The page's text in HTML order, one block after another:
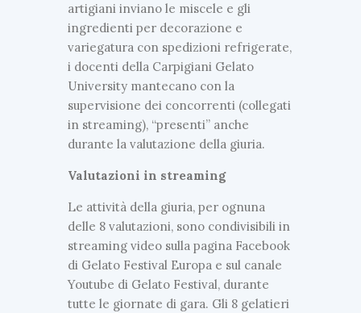
artigiani inviano le miscele e gli
ingredienti per decorazione e
variegatura con spedizioni refrigerate,
i docenti della Carpigiani Gelato
University mantecano con la
supervisione dei concorrenti (collegati
in streaming), “presenti” anche
durante la valutazione della giuria.
Valutazioni in streaming
Le attività della giuria, per ognuna
delle 8 valutazioni, sono condivisibili in
streaming video sulla pagina Facebook
di Gelato Festival Europa e sul canale
Youtube di Gelato Festival, durante
tutte le giornate di gara. Gli 8 gelatieri